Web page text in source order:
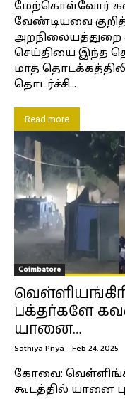
மேற்கொள்வோர்
வேண்டியவை
அறநிலையத்துறை
செய்தியை இந்த
மாத
தொடர்ச்சி...
Read more
Coimbatore
பக்தர்களே
யானை…
Sathiya Priya -Feb 24, 2025
கோவை:
கூடத்தில் யானை